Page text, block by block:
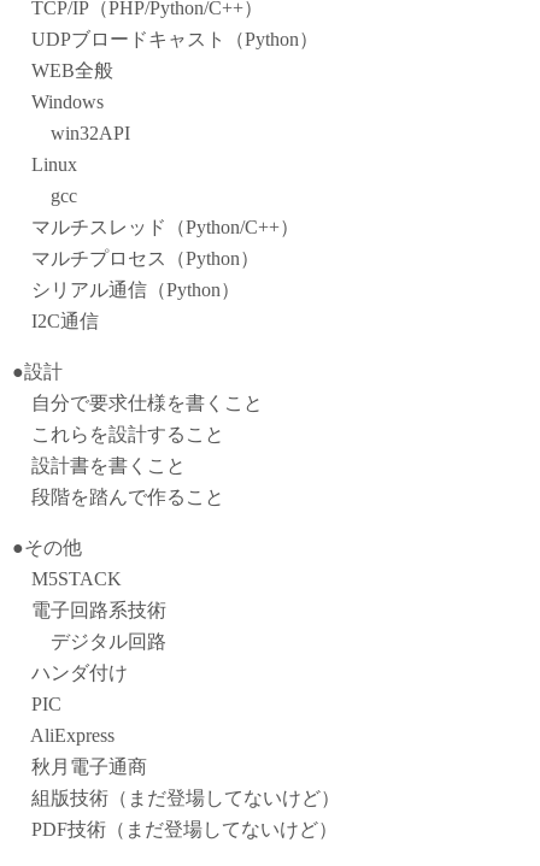
TCP/IP（PHP/Python/C++）
UDPブロードキャスト（Python）
WEB全般
Windows
win32API
Linux
gcc
マルチスレッド（Python/C++）
マルチプロセス（Python）
シリアル通信（Python）
I2C通信
●設計
自分で要求仕様を書くこと
これらを設計すること
設計書を書くこと
段階を踏んで作ること
●その他
M5STACK
電子回路系技術
デジタル回路
ハンダ付け
PIC
AliExpress
秋月電子通商
組版技術（まだ登場してないけど）
PDF技術（まだ登場してないけど）